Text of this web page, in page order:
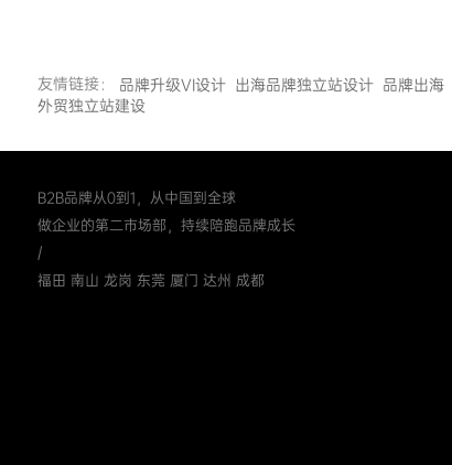
友情链接： 品牌升级VI设计 出海品牌独立站设计 品牌出海
外贸独立站建设
B2B品牌从0到1，从中国到全球
做企业的第二市场部，持续陪跑品牌成长
/
福田 南山 龙岗 东莞 厦门 达州 成都